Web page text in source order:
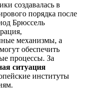
создавалась в
порядка после
Брюссель
механизмы, а
обеспечить
процессы. За
ситуация
институты